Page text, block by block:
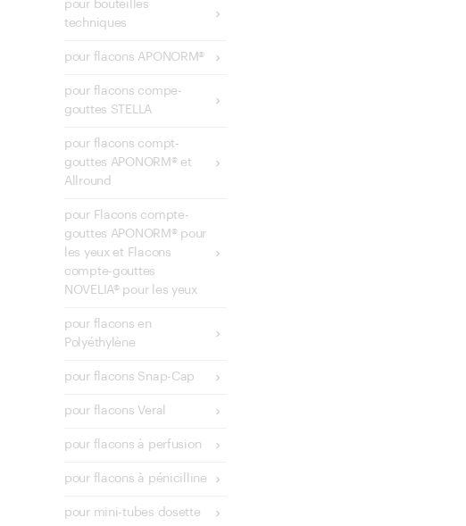
pour bouteilles
techniques
pour flacons APONORM®
pour flacons compe-
gouttes STELLA
pour flacons compt-
gouttes APONORM® et
Allround
pour Flacons compte-
gouttes APONORM® pour
les yeux et Flacons
compte-gouttes
NOVELIA® pour les yeux
pour flacons en
Polyéthylène
pour flacons Snap-Cap
pour flacons Veral
pour flacons à perfusion
pour flacons à pénicilline
pour mini-tubes dosette